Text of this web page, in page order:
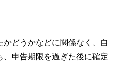
どうかなどに関係なく、自
申告期限を過ぎた後に確定